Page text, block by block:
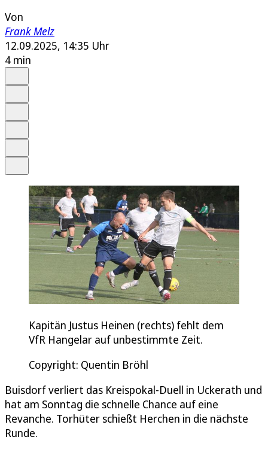
Von
Frank Melz
12.09.2025, 14:35 Uhr
4 min
Kapitän Justus Heinen (rechts) fehlt dem
VfR Hangelar auf unbestimmte Zeit.
Copyright: Quentin Bröhl
Buisdorf verliert das Kreispokal-Duell in Uckerath und
hat am Sonntag die schnelle Chance auf eine
Revanche. Torhüter schießt Herchen in die nächste
Runde.